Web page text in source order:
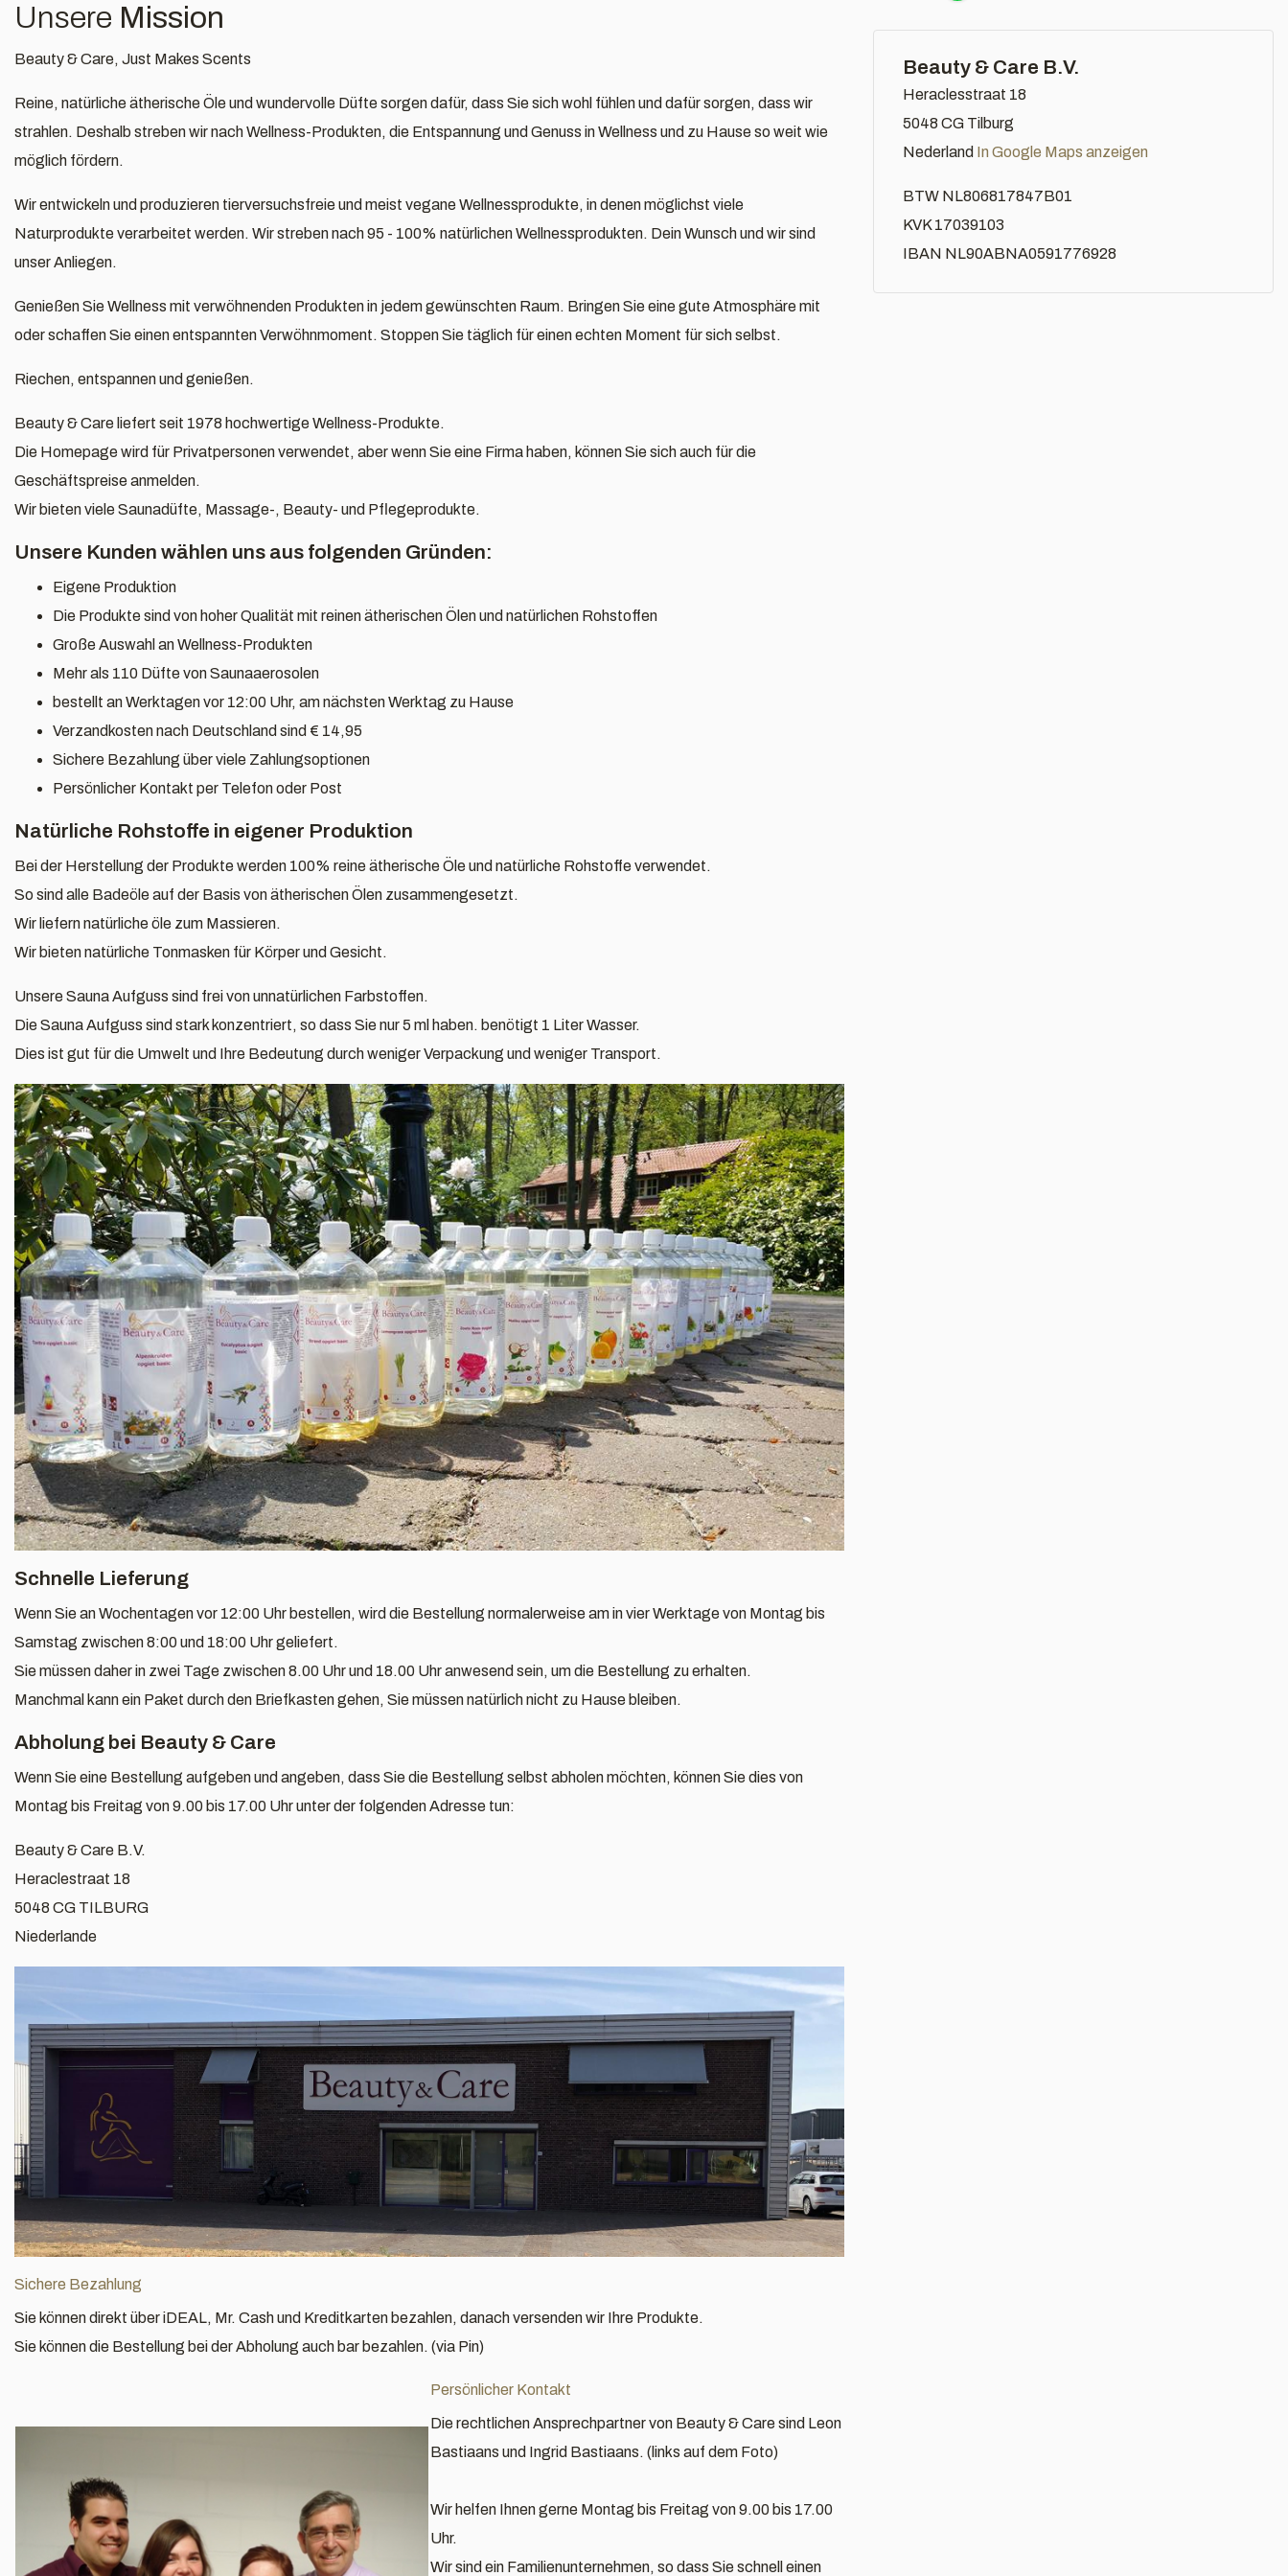
Unsere Mission
Beauty & Care, Just Makes Scents
Reine, natürliche ätherische Öle und wundervolle Düfte sorgen dafür, dass Sie sich wohl fühlen und dafür sorgen, dass wir
strahlen. Deshalb streben wir nach Wellness-Produkten, die Entspannung und Genuss in Wellness und zu Hause so weit wie
möglich fördern.
Wir entwickeln und produzieren tierversuchsfreie und meist vegane Wellnessprodukte, in denen möglichst viele
Naturprodukte verarbeitet werden. Wir streben nach 95 - 100% natürlichen Wellnessprodukten. Dein Wunsch und wirsind
unser Anliegen.
Genießen Sie Wellness mit verwöhnenden Produkten in jedem gewünschten Raum. Bringen Sie eine gute Atmosphäre mit
oder schaffen Sie einen entspannten Verwöhnmoment. Stoppen Sie täglich für einen echten Moment für sich selbst.
Riechen, entspannen und genießen.
Beauty & Care liefert seit 1978 hochwertige Wellness-Produkte.
Die Homepage wird für Privatpersonen verwendet, aber wenn Sie eine Firma haben, können Sie sich auch für die
Geschäftspreise anmelden.
Wir bieten viele Saunadüfte, Massage-, Beauty- und Pflegeprodukte.
Unsere Kunden wählen uns aus folgenden Gründen:
Eigene Produktion
Die Produkte sind von hoher Qualität mit reinen ätherischen Ölen und natürlichen Rohstoffen
Große Auswahl an Wellness-Produkten
Mehr als 110 Düfte von Saunaaerosolen
bestellt an Werktagen vor 12:00 Uhr, am nächsten Werktag zu Hause
Verzandkosten nach Deutschland sind € 14,95
Sichere Bezahlung über viele Zahlungsoptionen
Persönlicher Kontakt per Telefon oder Post
Natürliche Rohstoffe in eigener Produktion
Bei der Herstellung der Produkte werden 100% reine ätherische Öle und natürliche Rohstoffe verwendet.
So sind alle Badeöle auf der Basis von ätherischen Ölen zusammengesetzt.
Wir liefern natürliche öle zum Massieren.
Wir bieten natürliche Tonmasken für Körper und Gesicht.
Unsere Sauna Aufguss sind frei von unnatürlichen Farbstoffen.
Die Sauna Aufguss sind stark konzentriert, so dass Sie nur 5 ml haben. benötigt 1 Liter Wasser.
Dies ist gut für die Umwelt und Ihre Bedeutung durch weniger Verpackung und weniger Transport.
Schnelle Lieferung
Wenn Sie an Wochentagen vor 12:00 Uhr bestellen, wird die Bestellung normalerweise am in vier Werktage von Montag bis
Samstag zwischen 8:00 und 18:00 Uhr geliefert.
Sie müssen daher in zwei Tage zwischen 8.00 Uhr und 18.00 Uhr anwesend sein, um die Bestellung zu erhalten.
Manchmal kann ein Paket durch den Briefkasten gehen, Sie müssen natürlich nicht zu Hause bleiben.
Abholung bei Beauty & Care
Wenn Sie eine Bestellung aufgeben und angeben, dass Sie die Bestellung selbst abholen möchten, können Sie dies von
Montag bis Freitag von 9.00 bis 17.00 Uhr unter der folgenden Adresse tun:
Beauty & Care B.V.
Heraclestraat 18
5048 CG TILBURG
Niederlande
Sichere Bezahlung
Sie können direkt über iDEAL, Mr. Cash und Kreditkarten bezahlen, danach versenden wir Ihre Produkte.
Sie können die Bestellung bei der Abholung auch bar bezahlen. (via Pin)
Persönlicher Kontakt
Die rechtlichen Ansprechpartner von Beauty & Care sind Leon
Bastiaans und Ingrid Bastiaans. (links auf dem Foto)
Wir helfen Ihnen gerne Montag bis Freitag von 9.00 bis 17.00
Uhr.
Wir sind ein Familienunternehmen, so dass Sie schnell einen
Beauty & Care B.V.
Heraclesstraat 18
5048 CG Tilburg
Nederland In Google Maps anzeigen
BTW NL806817847B01
KVK 17039103
IBAN NL90ABNA0591776928